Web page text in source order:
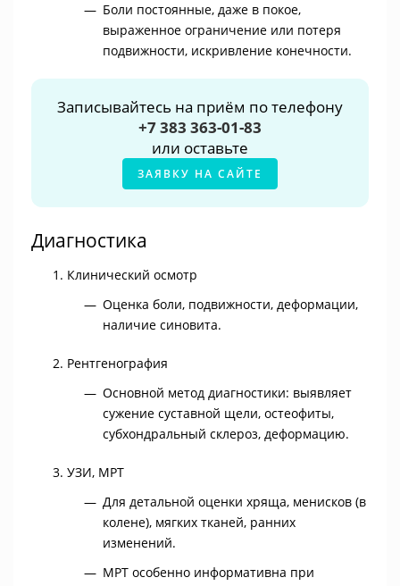
Боли постоянные, даже в покое,
выраженное ограничение или потеря
подвижности, искривление конечности.
Записывайтесь на приём по телефону
+7 383 363-01-83
или оставьте
ЗАЯВКУ НА САЙТЕ
Диагностика
Клинический осмотр
Оценка боли, подвижности, деформации,
наличие синовита.
Рентгенография
Основной метод диагностики: выявляет
сужение суставной щели, остеофиты,
субхондральный склероз, деформацию.
УЗИ, МРТ
Для детальной оценки хряща, менисков (в
колене), мягких тканей, ранних
изменений.
МРТ особенно информативна при